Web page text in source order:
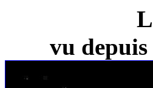
vu